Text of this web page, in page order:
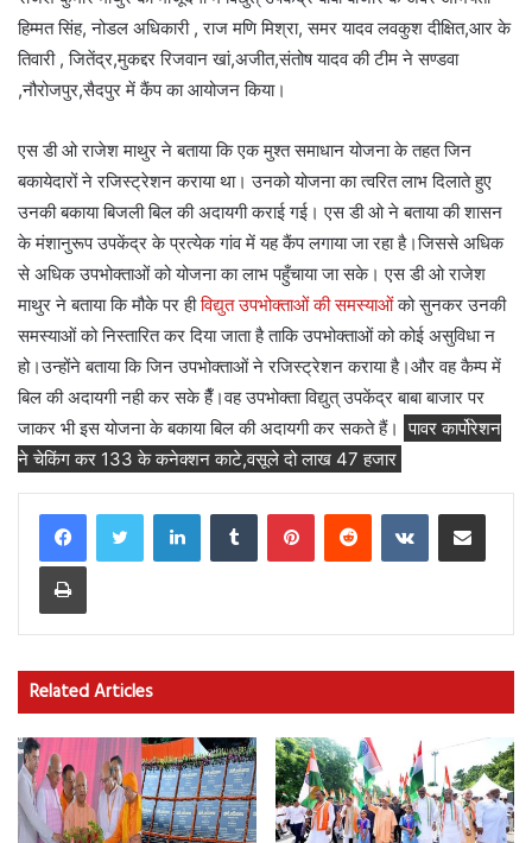
हिम्मत सिंह, नोडल अधिकारी , राज मणि मिश्रा, समर यादव लवकुश दीक्षित,आर के
तिवारी , जितेंद्र,मुकद्दर रिजवान खां,अजीत,संतोष यादव की टीम ने सण्डवा
,नौरोजपुर,सैदपुर में कैंप का आयोजन किया।
एस डी ओ राजेश माथुर ने बताया कि एक मुश्त समाधान योजना के तहत जिन
बकायेदारों ने रजिस्ट्रेशन कराया था। उनको योजना का त्वरित लाभ दिलाते हुए
उनकी बकाया बिजली बिल की अदायगी कराई गई। एस डी ओ ने बताया की शासन
के मंशानुरूप उपकेंद्र के प्रत्येक गांव में यह कैंप लगाया जा रहा है।जिससे अधिक
से अधिक उपभोक्ताओं को योजना का लाभ पहुँचाया जा सके। एस डी ओ राजेश
माथुर ने बताया कि मौके पर हीविद्युत उपभोक्ताओं की समस्याओंको सुनकर उनकी
समस्याओं को निस्तारित कर दिया जाता है ताकि उपभोक्ताओं को कोई असुविधा न
हो।उन्होंने बताया कि जिन उपभोक्ताओं ने रजिस्ट्रेशन कराया है।और वह कैम्प में
बिल की अदायगी नही कर सके हैँ।वह उपभोक्ता विद्युत् उपकेंद्र बाबा बाजार पर
जाकर भी इस योजना के बकाया बिल की अदायगी कर सकते हैं। पावर कार्पोरेशन
ने चेकिंग कर 133 के कनेक्शन काटे,वसूले दो लाख 47 हजार
LinkedInTumblr PinterestReddit VKontakteShare via Email
Print
Related Articles